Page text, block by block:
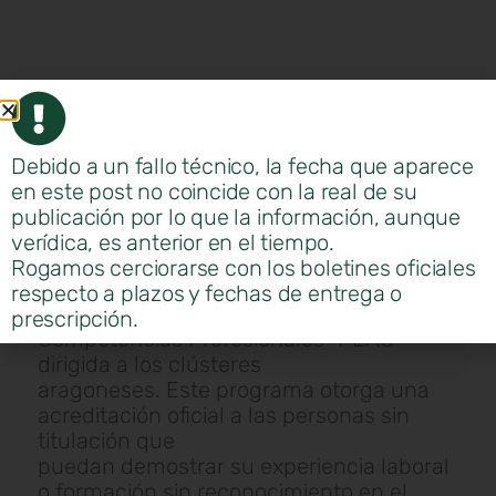
Esta mañana ha tenido lugar en el CEEI
Aragón la sesión informativa sobre el
Procedimiento de
Evaluación y Acreditación de
Competencias Profesionales “PEAC”
dirigida a los clústeres
aragoneses. Este programa otorga una
acreditación oficial a las personas sin
titulación que
puedan demostrar su experiencia laboral
Debido a un fallo técnico, la fecha que aparece
en este post no coincide con la real de su
publicación por lo que la información, aunque
verídica, es anterior en el tiempo.
Rogamos cerciorarse con los boletines oficiales
respecto a plazos y fechas de entrega o
prescripción.